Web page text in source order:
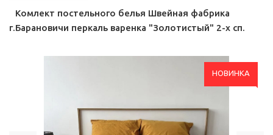
Комлект постельного белья Швейная фабрика
г.Барановичи перкаль варенка "Золотистый" 2-х сп.
НОВИНКА
Previous